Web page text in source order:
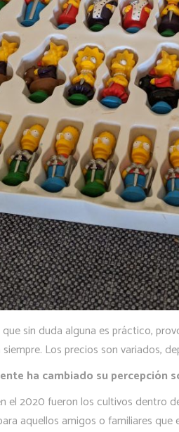
sin duda alguna es práctico,
Los precios son variados,
ha cambiado su percepción
el 2020 fueron los cultivos dentro
aquellos amigos o familiares